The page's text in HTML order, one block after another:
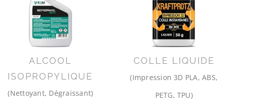
ALCOOL
ISOPROPYLIQUE
(Nettoyant, Dégraissant)
COLLE LIQUIDE
(Impression 3D PLA, ABS,
PETG, TPU)